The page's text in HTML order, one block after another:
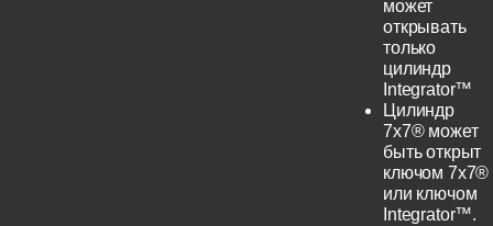
может
открывать
только
цилиндр
Integrator™
Цилиндр
7х7® может
быть открыт
ключом 7х7®
или ключом
Integrator™.